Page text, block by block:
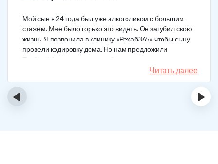
Мой сын в 24 года был уже алкоголиком с большим
стажем. Мне было горько это видеть. Он загубил свою
жизнь. Я позвонила в клинику «Рехаб365» чтобы сыну
провели кодировку дома. Но нам предложили
Тройной блок в клинике, чтобы уж наверняка помогло.
Мы согласились. Вот уже 4 месяца как сын не пьет. На
работу устроился, дома помогает, девушку завел.
Читать далее
‹ ›